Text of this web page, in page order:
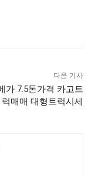
다음 기사
가 7.5톤가격 카고트
럭매매 대형트럭시세